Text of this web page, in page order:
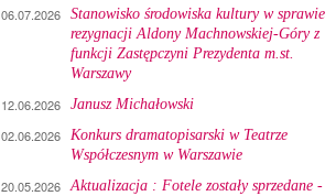
06.07.2026 Stanowisko środowiska kultury w sprawie
rezygnacji Aldony Machnowskiej-Góry z
funkcji Zastępczyni Prezydenta m.st.
Warszawy
12.06.2026 Janusz Michałowski
02.06.2026 Konkurs dramatopisarski w Teatrze
Współczesnym w Warszawie
20.05.2026 Aktualizacja : Fotele zostały sprzedane -